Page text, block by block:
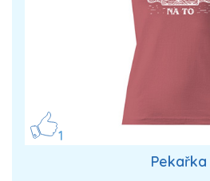
1
Pekařka